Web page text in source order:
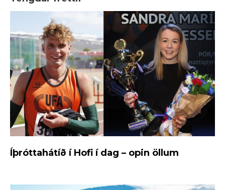
Íþróttahátíð í Hofi í dag – opin öllum